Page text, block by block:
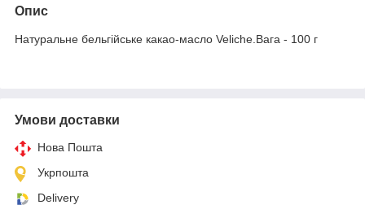
Опис
Натуральне бельгійське какао-масло Veliche.Вага - 100 г
Умови доставки
Нова Пошта
Укрпошта
Delivery